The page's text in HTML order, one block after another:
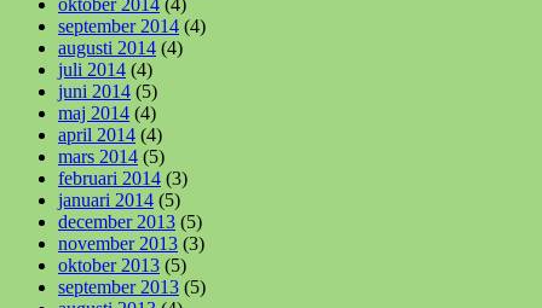
september 2014 (4)
augusti 2014 (4)
juli 2014 (4)
juni 2014 (5)
maj 2014 (4)
april 2014 (4)
mars 2014 (5)
februari 2014 (3)
januari 2014 (5)
december 2013 (5)
november 2013 (3)
oktober 2013 (5)
september 2013 (5)